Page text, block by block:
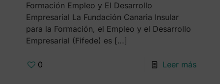
Formación Empleo y El Desarrollo
Empresarial La Fundación Canaria Insular
para la Formación, el Empleo y el Desarrollo
Empresarial (Fifede) es […]
0 Leer más